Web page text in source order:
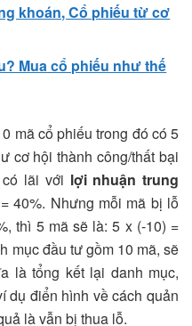
khoán, Cổ phiếu từ cơ
Mua cổ phiếu như thế
mã cổ phiếu trong đó có 5
cơ hội thành công/thất bại
lãi với lợi nhuận trung
40%. Nhưng mỗi mã bị lỗ
thì 5 mã sẽ là: 5 x (-10) =
mục đầu tư gồm 10 mã, sẽ
là tổng kết lại danh mục,
dụ điển hình về cách quản
là vẫn bị thua lỗ.